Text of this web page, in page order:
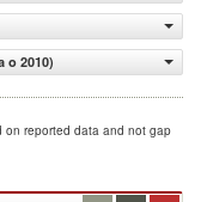
o 2010)
on reported data and not gap